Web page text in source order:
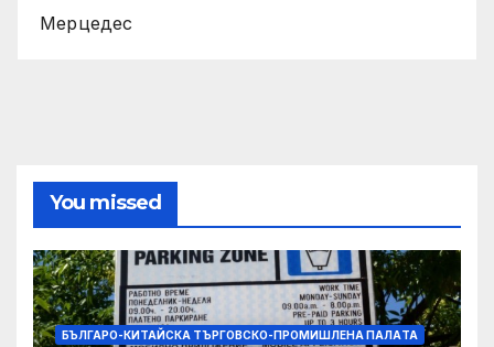
Мерцедес
You missed
БЪЛГАРО-КИТАЙСКА ТЪРГОВСКО-ПРОМИШЛЕНА ПАЛAТА